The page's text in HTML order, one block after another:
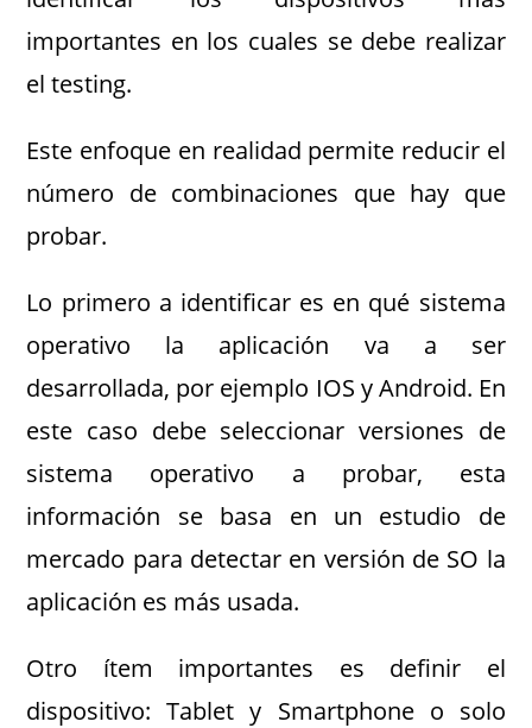
importantes en los cuales se debe realizar
el testing.
Este enfoque en realidad permite reducir el
número de combinaciones que hay que
probar.
Lo primero a identificar es en qué sistema
operativo la aplicación va a ser
desarrollada, por ejemplo IOS y Android. En
este caso debe seleccionar versiones de
sistema operativo a probar, esta
información se basa en un estudio de
mercado para detectar en versión de SO la
aplicación es más usada.
Otro ítem importantes es definir el
dispositivo: Tablet y Smartphone o solo